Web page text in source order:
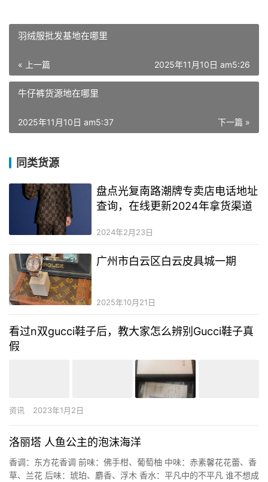
羽绒服批发基地在哪里
« 上一篇 2025年11月10日 am5:26
牛仔裤货源地在哪里
下一篇 »
2025年11月10日 am5:37
同类货源
盘点光复南路潮牌专卖店电话地址
查询，在线更新2024年拿货渠道
2024年2月23日
广州市白云区白云皮具城一期
2025年10月21日
看过n双gucci鞋子后，教大家怎么辨别Gucci鞋子真
假
资讯 2023年1月2日
洛丽塔 人鱼公主的泡沫海洋
香调：东方花香调 前味：佛手柑、葡萄柚 中味：赤素馨花花蕾、香
草、兰花 后味：琥珀、麝香、浮木 香水：平凡中的不平凡 谁不想成